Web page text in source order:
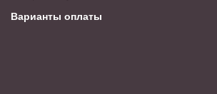
Варианты оплаты